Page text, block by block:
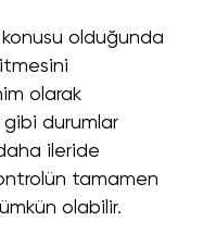
olduğunda
olarak
durumlar
ileride
tamamen
olabilir.